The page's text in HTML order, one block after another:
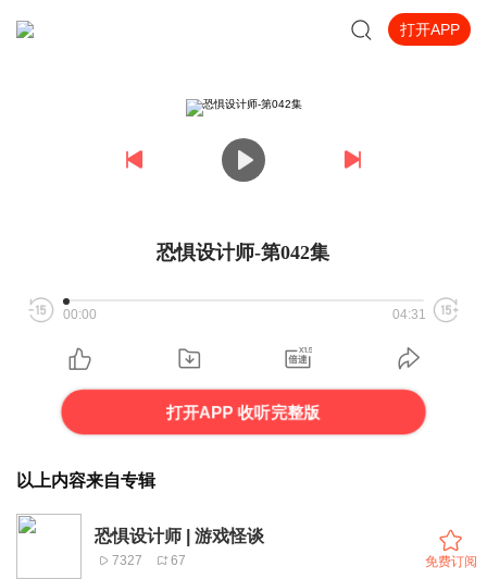
打开APP
恐惧设计师-第042集
00:00 04:31
打开APP 收听完整版
以上内容来自专辑
恐惧设计师 | 游戏怪谈
7327 67 免费订阅